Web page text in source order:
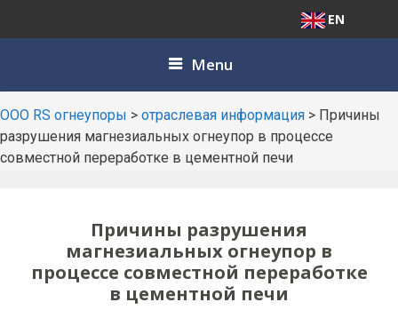
EN
content
Menu
ООО RS огнеупоры > отраслевая информация > Причины
разрушения магнезиальных огнеупор в процессе
совместной переработке в цементной печи
Причины разрушения
магнезиальных огнеупор в
процессе совместной переработке
в цементной печи